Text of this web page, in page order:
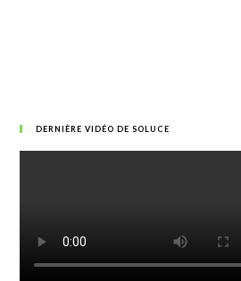
DERNIÈRE VIDÉO DE SOLUCE